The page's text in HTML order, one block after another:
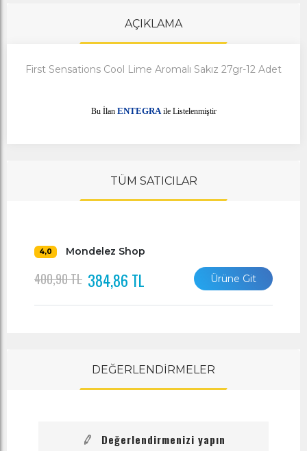
AÇIKLAMA
First Sensations Cool Lime Aromalı Sakız 27gr-12 Adet
Bu İlan ENTEGRAile Listelenmiştir
TÜM SATICILAR
4,0 Mondelez Shop
400,90 TL 384,86 TL Ürüne Git
DEĞERLENDİRMELER
Değerlendirmenizi yapın